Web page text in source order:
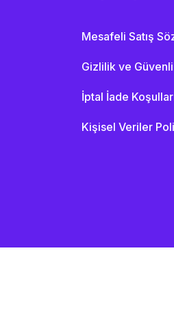
Mesafeli Satış
Gizlilik ve
İptal İade
Kişisel Veriler